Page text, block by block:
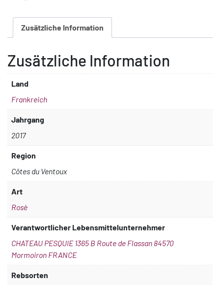
Zusätzliche Information
Zusätzliche Information
Land
Frankreich
Jahrgang
2017
Region
Côtes du Ventoux
Art
Rosè
Verantwortlicher Lebensmittelunternehmer
CHATEAU PESQUIE 1365 B Route de Flassan 84570
Mormoiron FRANCE
Rebsorten